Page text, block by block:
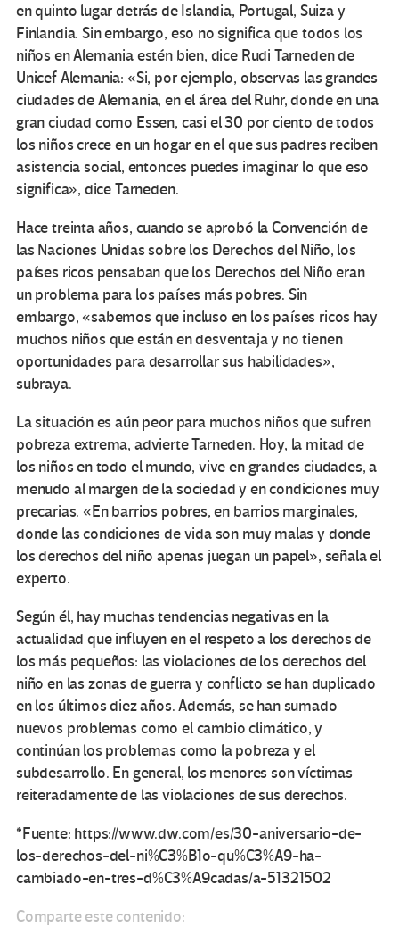
en quinto lugar detrás de Islandia, Portugal, Suiza y
Finlandia. Sin embargo, eso no significa que todos los
niños en Alemania estén bien, dice Rudi Tarneden de
Unicef Alemania: «Si, por ejemplo, observas las grandes
ciudades de Alemania, en el área del Ruhr, donde en una
gran ciudad como Essen, casi el 30 por ciento de todos
los niños crece en un hogar en el que sus padres reciben
asistencia social, entonces puedes imaginar lo que eso
significa», dice Tarneden.
Hace treinta años, cuando se aprobó la Convención de
las Naciones Unidas sobre los Derechos del Niño, los
países ricos pensaban que los Derechos del Niño eran
un problema para los países más pobres. Sin
embargo, «sabemos que incluso en los países ricos hay
muchos niños que están en desventaja y no tienen
oportunidades para desarrollar sus habilidades»,
subraya.
La situación es aún peor para muchos niños que sufren
pobreza extrema, advierte Tarneden. Hoy, la mitad de
los niños en todo el mundo, vive en grandes ciudades, a
menudo al margen de la sociedad y en condiciones muy
precarias. «En barrios pobres, en barrios marginales,
donde las condiciones de vida son muy malas y donde
los derechos del niño apenas juegan un papel», señala el
experto.
Según él, hay muchas tendencias negativas en la
actualidad que influyen en el respeto a los derechos de
los más pequeños: las violaciones de los derechos del
niño en las zonas de guerra y conflicto se han duplicado
en los últimos diez años. Además, se han sumado
nuevos problemas como el cambio climático, y
continúan los problemas como la pobreza y el
subdesarrollo. En general, los menores son víctimas
reiteradamente de las violaciones de sus derechos.
*Fuente: https://www.dw.com/es/30-aniversario-de-
los-derechos-del-ni%C3%B1o-qu%C3%A9-ha-
cambiado-en-tres-d%C3%A9cadas/a-51321502
Comparte este contenido: